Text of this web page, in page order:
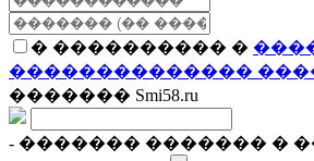
� ���������� �
��������������
������� Smi58.ru
- ������� ������� �